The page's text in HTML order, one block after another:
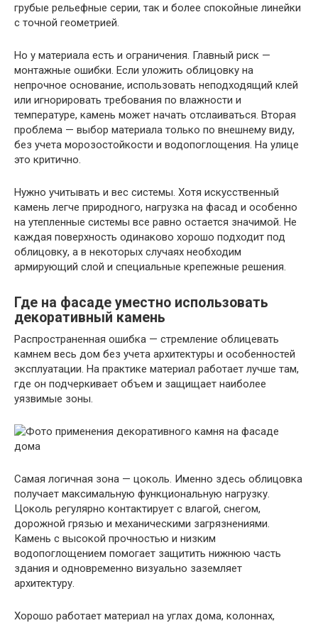
грубые рельефные серии, так и более спокойные линейки
с точной геометрией.
Но у материала есть и ограничения. Главный риск —
монтажные ошибки. Если уложить облицовку на
непрочное основание, использовать неподходящий клей
или игнорировать требования по влажности и
температуре, камень может начать отслаиваться. Вторая
проблема — выбор материала только по внешнему виду,
без учета морозостойкости и водопоглощения. На улице
это критично.
Нужно учитывать и вес системы. Хотя искусственный
камень легче природного, нагрузка на фасад и особенно
на утепленные системы все равно остается значимой. Не
каждая поверхность одинаково хорошо подходит под
облицовку, а в некоторых случаях необходим
армирующий слой и специальные крепежные решения.
Где на фасаде уместно использовать
декоративный камень
Распространенная ошибка — стремление облицевать
камнем весь дом без учета архитектуры и особенностей
эксплуатации. На практике материал работает лучше там,
где он подчеркивает объем и защищает наиболее
уязвимые зоны.
Самая логичная зона — цоколь. Именно здесь облицовка
получает максимальную функциональную нагрузку.
Цоколь регулярно контактирует с влагой, снегом,
дорожной грязью и механическими загрязнениями.
Камень с высокой прочностью и низким
водопоглощением помогает защитить нижнюю часть
здания и одновременно визуально заземляет
архитектуру.
Хорошо работает материал на углах дома, колоннах,